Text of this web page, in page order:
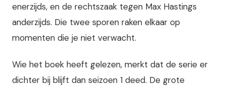
enerzijds, en de rechtszaak tegen Max Hastings
anderzijds. Die twee sporen raken elkaar op
momenten die je niet verwacht.
Wie het boek heeft gelezen, merkt dat de serie er
dichter bij blijft dan seizoen 1 deed. De grote